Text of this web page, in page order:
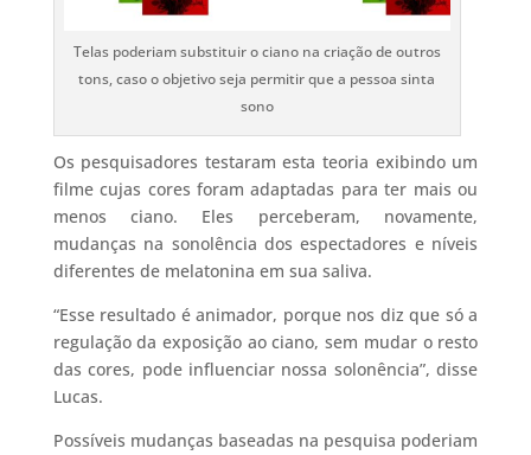
Telas poderiam substituir o ciano na criação de outros
tons, caso o objetivo seja permitir que a pessoa sinta
sono
Os pesquisadores testaram esta teoria exibindo um
filme cujas cores foram adaptadas para ter mais ou
menos ciano. Eles perceberam, novamente,
mudanças na sonolência dos espectadores e níveis
diferentes de melatonina em sua saliva.
“Esse resultado é animador, porque nos diz que só a
regulação da exposição ao ciano, sem mudar o resto
das cores, pode influenciar nossa solonência”, disse
Lucas.
Possíveis mudanças baseadas na pesquisa poderiam